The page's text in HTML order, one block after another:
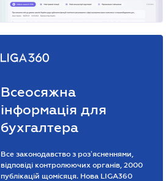
Всеосяжна
інформація для
бухгалтера
Все законодавство з розʼясненнями,
відповіді контролюючих органів, 2000
публікацій щомісяця. Нова LIGA360